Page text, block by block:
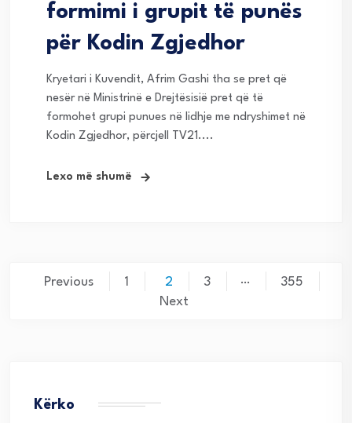
formimi i grupit të punës
për Kodin Zgjedhor
Kryetari i Kuvendit, Afrim Gashi tha se pret që
nesër në Ministrinë e Drejtësisië pret që të
formohet grupi punues në lidhje me ndryshimet në
Kodin Zgjedhor, përcjell TV21....
Lexo më shumë
Posts
Previous 1 2 3 …
355
Next
Kërko